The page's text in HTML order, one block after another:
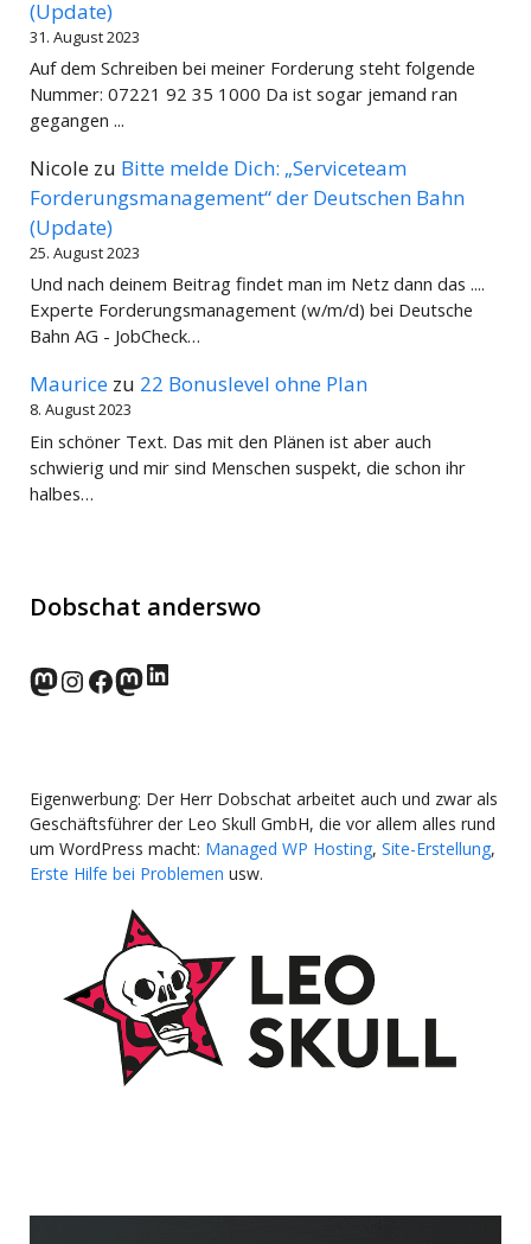
(Update)
31. August 2023
Auf dem Schreiben bei meiner Forderung steht folgende
Nummer: 07221 92 35 1000 Da ist sogar jemand ran
gegangen ...
Nicole zu Bitte melde Dich: „Serviceteam
Forderungsmanagement“ der Deutschen Bahn
(Update)
25. August 2023
Und nach deinem Beitrag findet man im Netz dann das ....
Experte Forderungsmanagement (w/m/d) bei Deutsche
Bahn AG - JobCheck…
Maurice zu 22 Bonuslevel ohne Plan
8. August 2023
Ein schöner Text. Das mit den Plänen ist aber auch
schwierig und mir sind Menschen suspekt, die schon ihr
halbes…
Dobschat anderswo
norden.social
Instagram
Facebook
wp-punks.social
LinkedIn
Eigenwerbung: Der Herr Dobschat arbeitet auch und zwar als
Geschäftsführer der Leo Skull GmbH, die vor allem alles rund
um WordPress macht: Managed WP Hosting, Site-Erstellung,
Erste Hilfe bei Problemen usw.